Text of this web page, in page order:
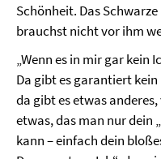
Schönheit. Das
brauchst nicht vor ihm
„Wenn es in mir gar kein
Da gibt es garantiert kein
da gibt es etwas
etwas, das man nur dein
kann – einfach dein